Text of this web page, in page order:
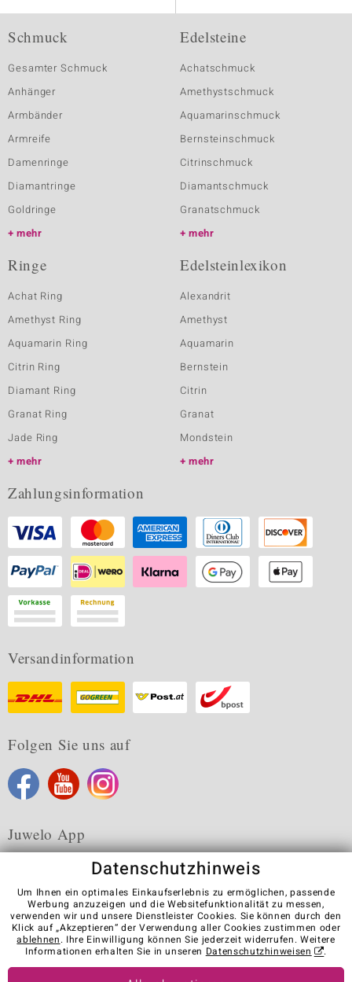
Schmuck
Gesamter Schmuck
Anhänger
Armbänder
Armreife
Damenringe
Diamantringe
Goldringe
mehr
Edelsteine
Achatschmuck
Amethystschmuck
Aquamarinschmuck
Bernsteinschmuck
Citrinschmuck
Diamantschmuck
Granatschmuck
mehr
Ringe
Achat Ring
Amethyst Ring
Aquamarin Ring
Citrin Ring
Diamant Ring
Granat Ring
Jade Ring
mehr
Edelsteinlexikon
Alexandrit
Amethyst
Aquamarin
Bernstein
Citrin
Granat
Mondstein
mehr
Zahlungsinformation
Versandinformation
Folgen Sie uns auf
Juwelo App
Karriere AGB Datenschutz Cookies
Impressum
Kontakt
Vertrag widerrufen
Visit our stores in other countries:
Datenschutzhinweis
Um Ihnen ein optimales Einkaufserlebnis zu ermöglichen, passende
Werbung anzuzeigen und die Websitefunktionalität zu messen,
verwenden wir und unsere Dienstleister Cookies. Sie können durch den
Klick auf „Akzeptieren“ der Verwendung aller Cookies zustimmen oder
ablehnen. Ihre Einwilligung können Sie jederzeit widerrufen. Weitere
Informationen erhalten Sie in unseren Datenschutzhinweisen .